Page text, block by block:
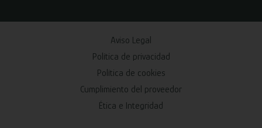
Aviso Legal
Política de privacidad
Política de cookies
Cumplimiento del proveedor
Ética e Integridad